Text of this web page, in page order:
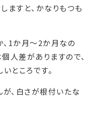
ますと、かなりもつも
1か月～2か月なの
人差がありますので、
ところです。
、白さが根付いたな